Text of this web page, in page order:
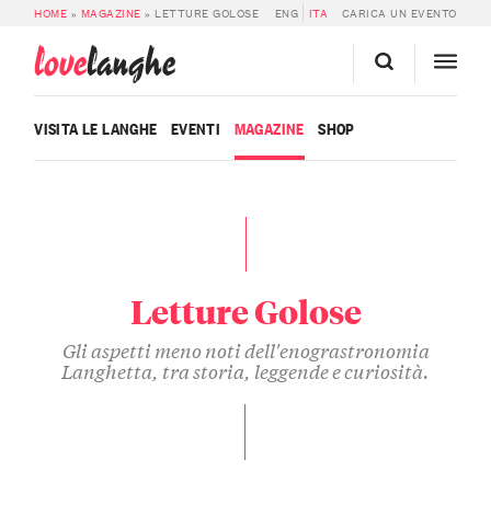
HOME » MAGAZINE » LETTURE GOLOSE ENG ITA CARICA UN EVENTO
lovelanghe
VISITA LE LANGHE EVENTI MAGAZINE SHOP
Letture Golose
Gli aspetti meno noti dell'enograstronomia
Langhetta, tra storia, leggende e curiosità.